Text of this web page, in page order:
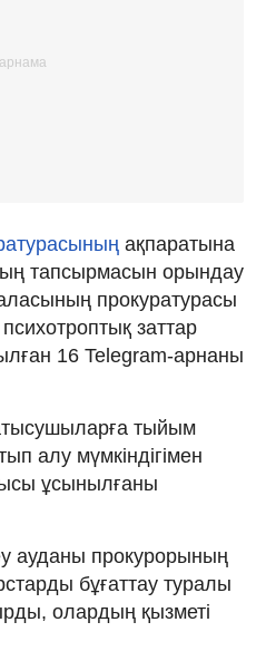
ақпаратына
тапсырмасын орындау
прокуратурасы
заттар
16 Telegram-арнаны
тыйым
алу мүмкіндігімен
ұсынылғаны
ауданы прокурорының
бұғаттау туралы
олардың қызметі